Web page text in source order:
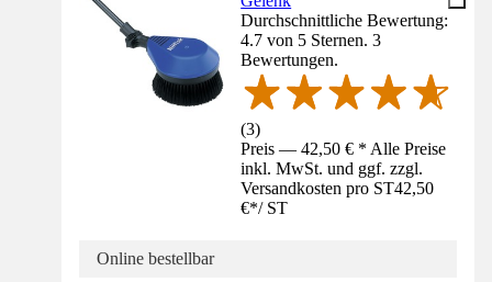
Durchschnittliche Bewertung:
4.7 von 5 Sternen. 3
Bewertungen.
(3)
Preis — 42,50 € * Alle Preise
inkl. MwSt. und ggf. zzgl.
Versandkosten pro ST42,50
€*/ ST
Online bestellbar